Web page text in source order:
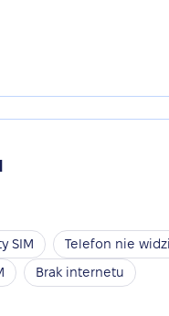
SIM
Telefon nie
Brak internetu